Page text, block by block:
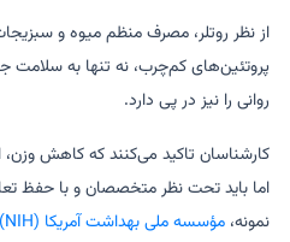
از نظر روتلر، مصرف منظم میوه و
پروتئین‌های کم‌چرب، نه تنها به
روانی را نیز در پی دارد.
کارشناسان تاکید می‌کنند که کاهش
اما باید تحت نظر متخصصان و با حفظ
نمونه،مؤسسه ملی بهداشت آمریکا (NIH)